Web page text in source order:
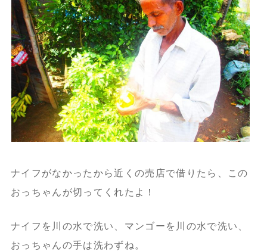
ナイフがなかったから近くの売店で借りたら、
この
おっちゃんが切ってくれたよ！
ナイフを川の水で洗い、マンゴーを川の水で洗い、
おっちゃんの手は洗わずね。